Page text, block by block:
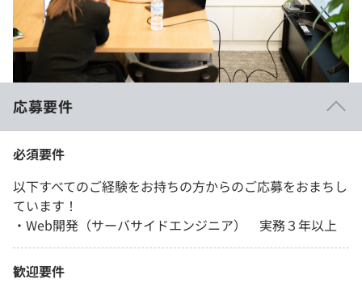
応募要件
必須要件
以下すべてのご経験をお持ちの方からのご応募をおまちし
ています！
・Web開発（サーバサイドエンジニア） 実務３年以上
歓迎要件